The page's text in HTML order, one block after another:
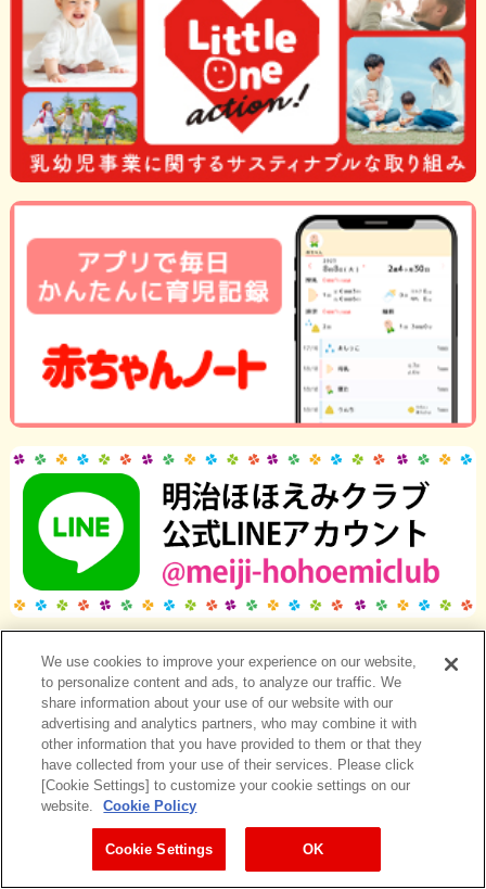
We use cookies to improve your experience on our website,
to personalize content and ads, to analyze our traffic. We
share information about your use of our website with our
advertising and analytics partners, who may combine it with
other information that you have provided to them or that they
have collected from your use of their services. Please click
[Cookie Settings] to customize your cookie settings on our
website.
Cookie Policy
Cookie Settings OK